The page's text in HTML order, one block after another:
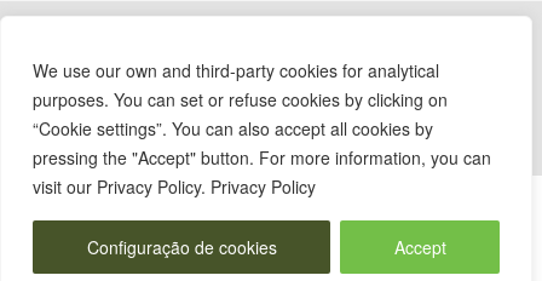
We use our own and third-party cookies for analytical
purposes. You can set or refuse cookies by clicking on
“Cookie settings”. You can also accept all cookies by
pressing the "Accept" button. For more information, you can
visit our Privacy Policy. Privacy Policy
Configuração de cookies Accept